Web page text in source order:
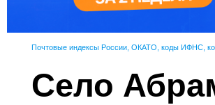
Почтовые индексы России, ОКАТО, коды ИФНС,
Село